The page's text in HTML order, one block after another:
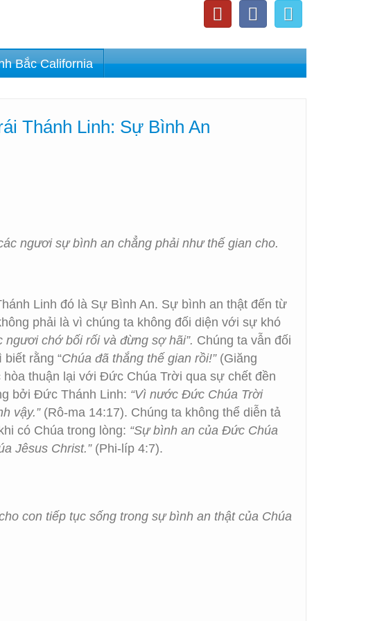
Bắc California
Thánh Linh: Sự Bình An
ngươi sự bình an chẳng phải như thế gian cho.
Linh đó là Sự Bình An. Sự bình an thật đến từ
phải là vì chúng ta không đối diện với sự khó
ngươi chớ bối rối và đừng sợ hãi”. Chúng ta vẫn đối
rằng “Chúa đã thắng thế gian rồi!”(Giăng
thuận lại với Đức Chúa Trời qua sự chết đền
bởi Đức Thánh Linh: “Vì nước Đức Chúa Trời
vậy.”(Rô-ma 14:17). Chúng ta không thể diễn tả
có Chúa trong lòng: “Sự bình an của Đức Chúa
Jêsus Christ.”(Phi-líp 4:7).
con tiếp tục sống trong sự bình an thật của Chúa